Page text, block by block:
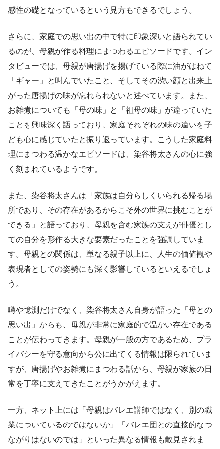
感性の礎となっているという見方もできるでしょう。
さらに、家庭での思い出の中で特に印象深いと語られてい
るのが、母親が作る料理にまつわるエピソードです。イン
タビューでは、母親が唐揚げを揚げている際に油がはねて
「ギャー」と叫んでいたこと、そしてその渋い顔と出来上
がった唐揚げの味が忘れられないと述べています。また、
お雑煮についても「母の味」と「祖母の味」が違っていた
ことを興味深く語っており、家庭それぞれの味の違いを子
ども心に感じていたと振り返っています。こうした家庭料
理にまつわる温かなエピソードは、染谷将太さんの心に強
く刻まれているようです。
また、染谷将太さんは「家族は自分らしくいられる帰る場
所であり、その存在があるからこそ外の世界に挑むことが
できる」と語っており、母親を含む家族の支えが俳優とし
ての自分を形作る大きな要素だったことを強調していま
す。母親との関係は、単なる親子以上に、人生の価値観や
表現者としての姿勢にも深く影響しているといえるでしょ
う。
噂や憶測だけでなく、染谷将太さん自身が語った「母との
思い出」からも、母親が非常に家庭的で温かい存在である
ことが伝わってきます。母親が一般の方であるため、プラ
イバシーを守る意向から公に出てくる情報は限られていま
すが、唐揚げやお雑煮にまつわる話から、母親が家族の日
常を丁寧に支えてきたことがうかがえます。
一方、ネット上には「母親はバレエ講師ではなく、別の職
業についているのではないか」「バレエ団との直接的なつ
ながりはないのでは」といった異なる情報も散見されま